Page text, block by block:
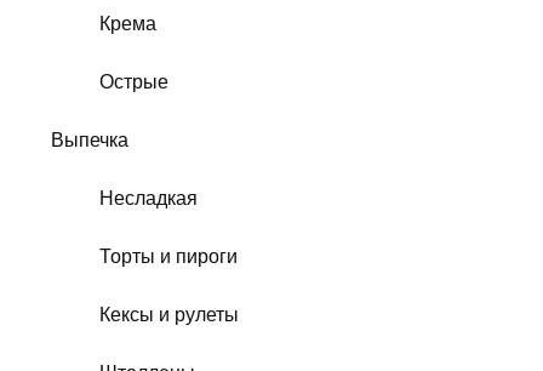
Крема
Острые
Выпечка
Несладкая
Торты и пироги
Кексы и рулеты